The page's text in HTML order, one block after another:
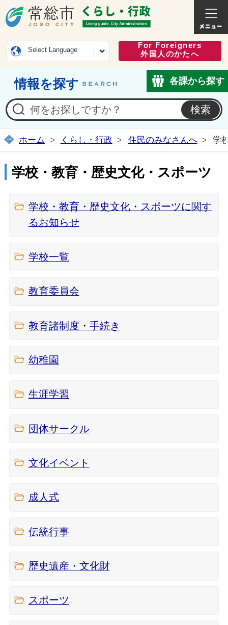
常総市公式ホームページ
くらし
Select Language
For Foreigners
外国人のかたへ
情報を探す 各課から探す
ホーム くらし・行政 住民のみなさんへ 学
学校・教育・歴史文化・スポーツ
学校・教育・歴史文化・スポーツに関す
るお知らせ
学校一覧
教育委員会
教育諸制度・手続き
幼稚園
生涯学習
団体サークル
文化イベント
成人式
伝統行事
歴史遺産・文化財
スポーツ